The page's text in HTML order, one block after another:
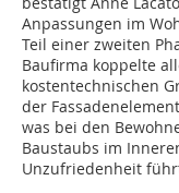
Anpassungen im
Teil einer zweiten
Baufirma koppelte
kostentechnischen
der
was bei den
Baustaubs im
Unzufriedenheit